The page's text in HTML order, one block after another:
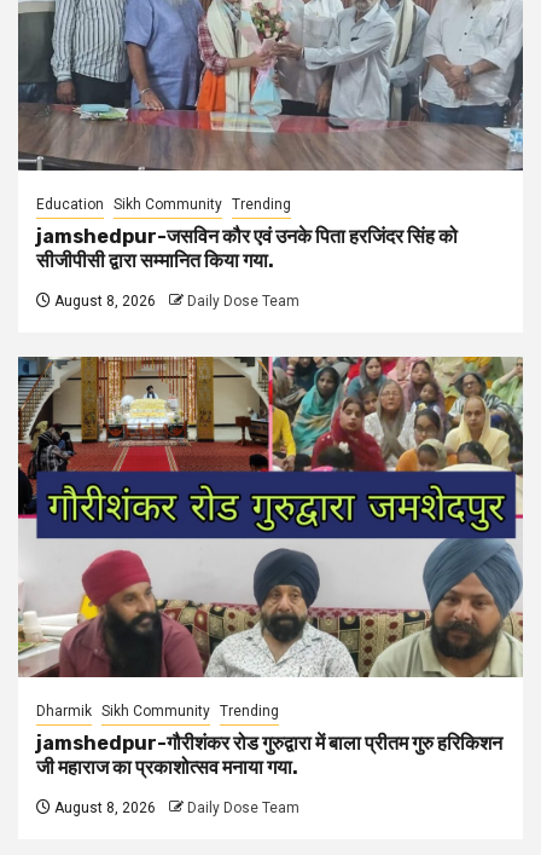
Education Sikh Community Trending
jamshedpur-जसविन कौर एवं उनके पिता हरजिंदर सिंह को
सीजीपीसी द्वारा सम्मानित किया गया.
August 8, 2026 Daily Dose Team
Dharmik Sikh Community Trending
jamshedpur-गौरीशंकर रोड गुरुद्वारा में बाला प्रीतम गुरु हरिकिशन
जी महाराज का प्रकाशोत्सव मनाया गया.
August 8, 2026 Daily Dose Team